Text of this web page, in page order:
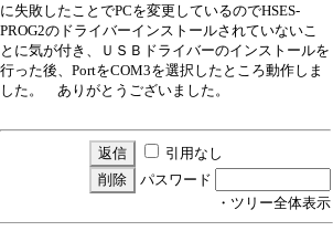
に失敗したことでPCを変更しているのでHSES-
PROG2のドライバーインストールされていないこ
とに気が付き、ＵＳＢドライバーのインストールを
行った後、PortをCOM3を選択したところ動作しま
した。 ありがとうございました。
引用なし
パスワード
・ツリー全体表示